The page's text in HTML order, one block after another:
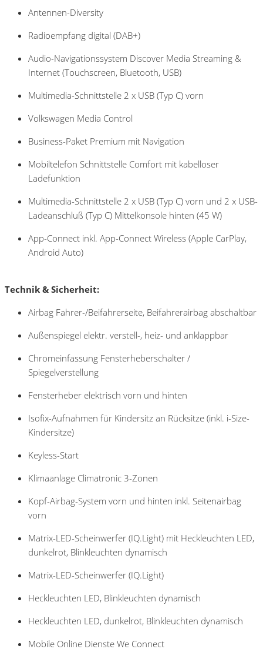
Antennen-Diversity
Radioempfang digital (DAB+)
Audio-Navigationssystem Discover Media Streaming &
Internet (Touchscreen, Bluetooth, USB)
Multimedia-Schnittstelle 2 x USB (Typ C) vorn
Volkswagen Media Control
Business-Paket Premium mit Navigation
Mobiltelefon Schnittstelle Comfort mit kabelloser
Ladefunktion
Multimedia-Schnittstelle 2 x USB (Typ C) vorn und 2 x USB-
Ladeanschluß (Typ C) Mittelkonsole hinten (45 W)
App-Connect inkl. App-Connect Wireless (Apple CarPlay,
Android Auto)
Technik & Sicherheit:
Airbag Fahrer-/Beifahrerseite, Beifahrerairbag abschaltbar
Außenspiegel elektr. verstell-, heiz- und anklappbar
Chromeinfassung Fensterheberschalter /
Spiegelverstellung
Fensterheber elektrisch vorn und hinten
Isofix-Aufnahmen für Kindersitz an Rücksitze (inkl. i-Size-
Kindersitze)
Keyless-Start
Klimaanlage Climatronic 3-Zonen
Kopf-Airbag-System vorn und hinten inkl. Seitenairbag
vorn
Matrix-LED-Scheinwerfer (IQ.Light) mit Heckleuchten LED,
dunkelrot, Blinkleuchten dynamisch
Matrix-LED-Scheinwerfer (IQ.Light)
Heckleuchten LED, Blinkleuchten dynamisch
Heckleuchten LED, dunkelrot, Blinkleuchten dynamisch
Mobile Online Dienste We Connect